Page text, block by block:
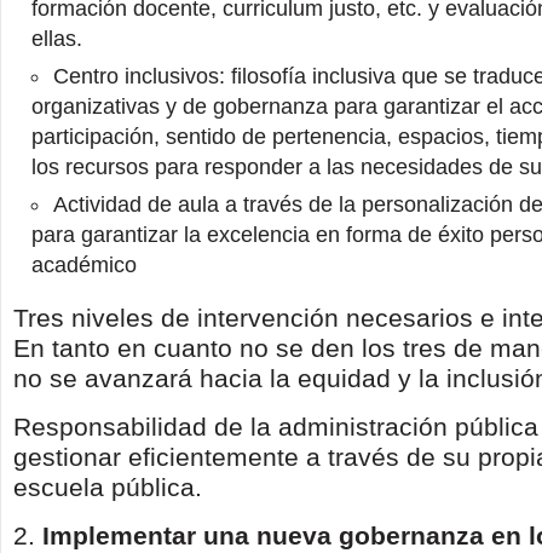
formación docente, curriculum justo, etc. y
ellas.
Centro inclusivos: filosofía inclusiva que se
organizativas y de gobernanza para garantizar el
participación, sentido de pertenencia, espacios,
los recursos para responder a las necesidades de
Actividad de aula a través de la personalización
para garantizar la excelencia en forma de éxito
académico
Tres niveles de intervención necesarios e
En tanto en cuanto no se den los tres de
no se avanzará hacia la equidad y la
Responsabilidad de la administración
gestionar eficientemente a través de su
escuela pública.
2. Implementar una nueva gobernanza en